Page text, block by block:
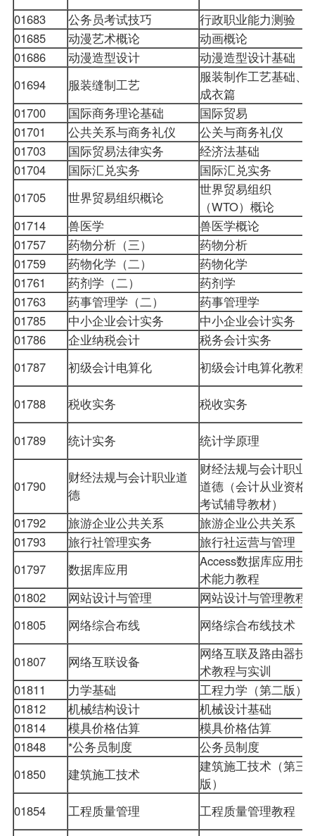
01683
公务员考试技巧 行政职业能力测验
01685
动漫艺术概论 动画概论
01686
动漫造型设计 动漫造型设计基础
01694
服装缝制工艺
服装制作工艺基础、
成衣篇
01700
国际商务理论基础 国际贸易
01701
公共关系与商务礼仪 公关与商务礼仪
01703
国际贸易法律实务 经济法基础
01704
国际汇兑实务 国际汇兑实务
01705
世界贸易组织概论
世界贸易组织
（WTO）概论
01714
兽医学 兽医学概论
01757
药物分析（三） 药物分析
01759
药物化学（二） 药物化学
01761
药剂学（二） 药剂学
01763
药事管理学（二） 药事管理学
01785
中小企业会计实务 中小企业会计实务
01786
企业纳税会计 税务会计实务
01787
初级会计电算化 初级会计电算化教程
01788
税收实务 税收实务
01789
统计实务 统计学原理
01790
财经法规与会计职业道
德
财经法规与会计职业
道德（会计从业资格
考试辅导教材）
01792
旅游企业公共关系 旅游企业公共关系
01793
旅行社管理实务 旅行社运营与管理
01797
数据库应用
Access数据库应用技
术能力教程
01802
网站设计与管理 网站设计与管理教程
01805
网络综合布线 网络综合布线技术
01807
网络互联设备
网络互联及路由器技
术教程与实训
01811
力学基础 工程力学（第二版）
01812
机械结构设计 机械设计基础
01814
模具价格估算 模具价格估算
01848
*公务员制度 公务员制度
01850
建筑施工技术
建筑施工技术（第三
版）
01854 工程质量管理 工程质量管理教程